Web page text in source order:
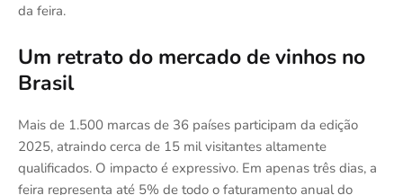
da feira.
Um retrato do mercado de vinhos no
Brasil
Mais de 1.500 marcas de 36 países participam da edição
2025, atraindo cerca de 15 mil visitantes altamente
qualificados. O impacto é expressivo. Em apenas três dias, a
feira representa até 5% de todo o faturamento anual do